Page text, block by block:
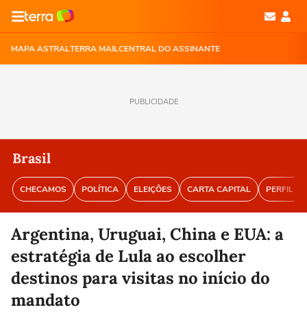
MAPA ASTRALTERRA MAILCENTRAL DO ASSINANTE
PUBLICIDADE
Brasil
CHECAMOS POLÍTICA ELEIÇÕES CARTA CAPITAL PERFIL
Argentina, Uruguai, China e EUA: a
estratégia de Lula ao escolher
destinos para visitas no início do
mandato